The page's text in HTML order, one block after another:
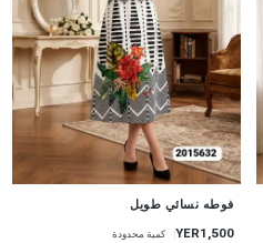
جديد
فوطه نسائي طويل
YER1,500 كمية محدودة